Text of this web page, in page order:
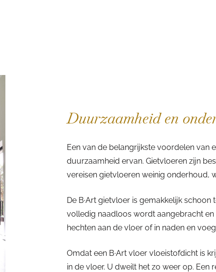
Duurzaamheid en
Een van de belangrijkste voordelen van
duurzaamheid ervan. Gietvloeren zijn
vereisen gietvloeren weinig onderhoud,
De B·Art gietvloer is gemakkelijk
volledig naadloos wordt aangebracht
hechten aan de vloer of in naden en
Omdat een B·Art vloer vloeistofdicht is
in de vloer. U dweilt het zo weer op.